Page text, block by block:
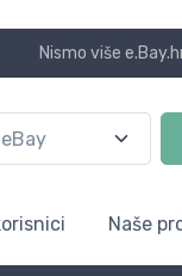
Postali smo AliBay!
Naše